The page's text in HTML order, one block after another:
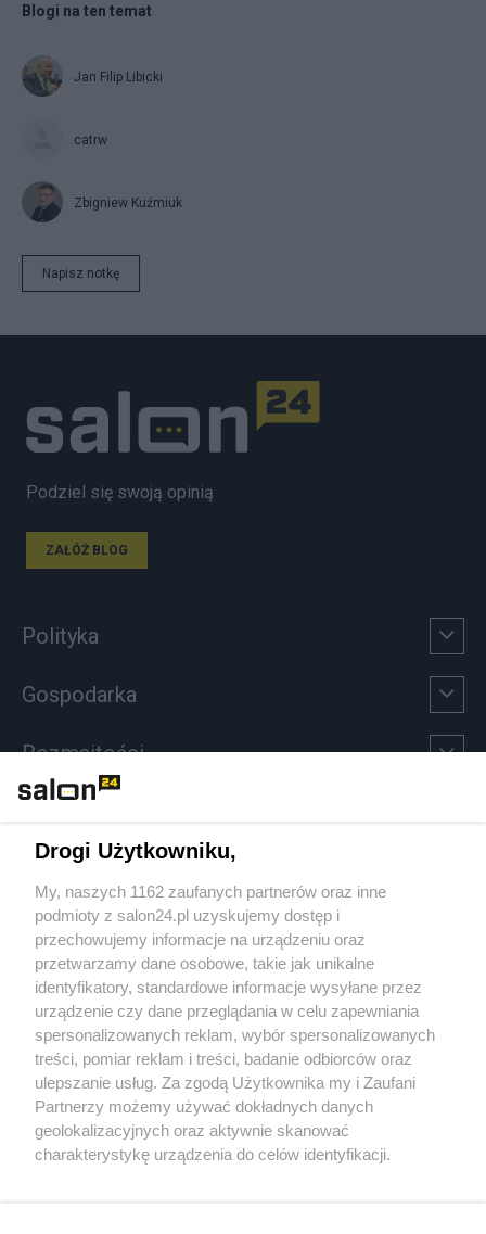
Blogi na ten temat
Jan Filip Libicki
catrw
Zbigniew Kuźmiuk
Napisz notkę
Podziel się swoją opinią
ZAŁÓŻ BLOG
Polityka
Gospodarka
Rozmaitości
Sport
Społeczeństwo
Kultura
X Facebook Instagram Youtube
Drogi Użytkowniku,
My, naszych 1162 zaufanych partnerów oraz inne
podmioty z salon24.pl uzyskujemy dostęp i
przechowujemy informacje na urządzeniu oraz
przetwarzamy dane osobowe, takie jak unikalne
identyfikatory, standardowe informacje wysyłane przez
urządzenie czy dane przeglądania w celu zapewniania
spersonalizowanych reklam, wybór spersonalizowanych
treści, pomiar reklam i treści, badanie odbiorców oraz
ulepszanie usług. Za zgodą Użytkownika my i Zaufani
Partnerzy możemy używać dokładnych danych
geolokalizacyjnych oraz aktywnie skanować
charakterystykę urządzenia do celów identyfikacji.